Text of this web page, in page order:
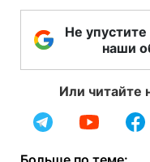
Не
наши
Или читайте